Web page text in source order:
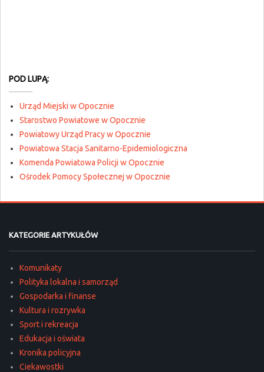
POD LUPĄ:
Urząd Miejski w Opocznie
Starostwo Powiatowe w Opocznie
Powiatowy Urząd Pracy w Opocznie
Powiatowa Stacja Sanitarno-Epidemiologiczna
Komenda Powiatowa Policji w Opocznie
Ośrodek Pomocy Społecznej w Opocznie
KATEGORIE ARTYKUŁÓW
Komunikaty
Polityka lokalna i samorząd
Gospodarka i finanse
Kultura i rozrywka
Sport i rekreacja
Edukacja i oświata
Kronika policyjna
Ciekawostki